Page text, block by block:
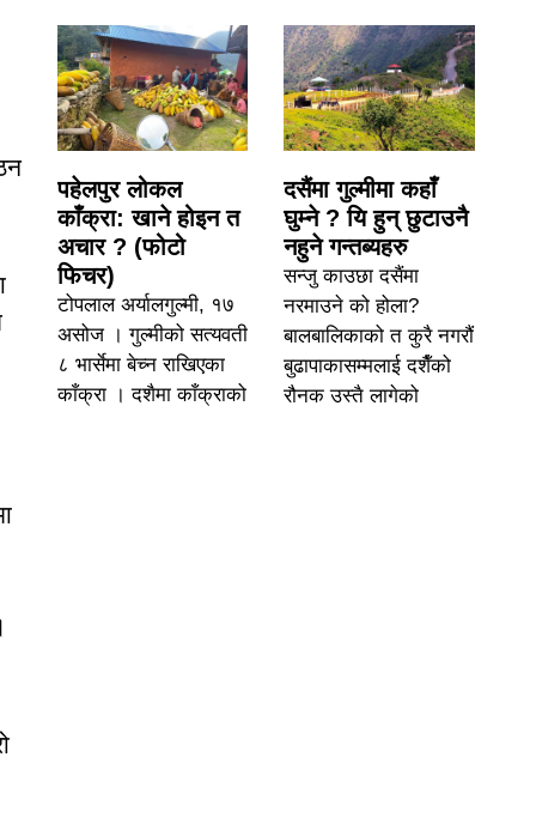
पहेलपुर लोकल
काँक्रा: खाने होइन त
अचार ? (फोटो
फिचर)
टोपलाल अर्यालगुल्मी, १७
असोज । गुल्मीको सत्यवती
८ भार्सेमा बेच्न राखिएका
काँक्रा । दशैमा काँक्राको
दसैंमा गुल्मीमा कहाँ
घुम्ने ? यि हुन् छुटाउनै
नहुने गन्तब्यहरु
सन्जु काउछा दसैंमा
नरमाउने को होला?
बालबालिकाको त कुरै नगरौं
बुढापाकासम्मलाई दशैँको
रौनक उस्तै लागेको